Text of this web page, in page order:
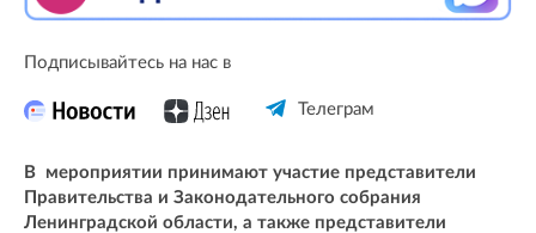
Подписывайтесь на нас в
Телеграм
В мероприятии принимают участие представители
Правительства и Законодательного собрания
Ленинградской области, а также представители